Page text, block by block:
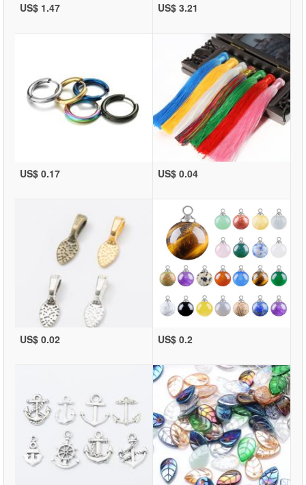
US$ 1.47 US$ 3.21
US$ 0.17 US$ 0.04
US$ 0.02 US$ 0.2